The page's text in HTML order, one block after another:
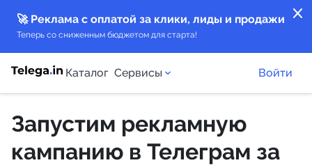
close
🚀 Реклама с оплатой за клики, лиды и продажи
Теперь со сниженным бюджетом для старта!
Каталог Сервисы
Каталог каналов
Войти
Запустим рекламную
кампанию в Телеграм за